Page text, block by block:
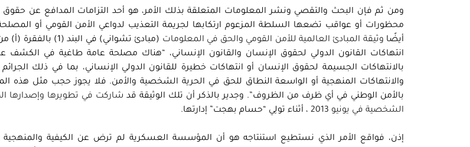
ومن ثم فإن البحث والتقصي ونشر المعلومات المتعلقة بذلك الأمر، هو أحد التزامات المدافع عن حقوق
محظورات أو عواقب تضعها السلطة المزعوم ارتكابها لجريمة التعذيب لدواعي الأمن القومي أو المصلحة
أيضًا وثيقة المبادئ العالمية للأمن القومي والحق في المعلومات
انتهاكات القانون الدولي لحقوق الإنسان والقانون الإنساني، “هناك مصلحة عامة طاغية في الكشف
بالانتهاكات الجسيمة لحقوق الإنسان أو انتهاكات خطيرة للقانون الدولي الإنساني، بما في ذلك
والانتهاكات المنهجية أو الواسعة النطاق للحق في الحرية الشخصية والأمن. فلا يجوز حجب مثل هذه
بالأمن الوطني في أي ظرف من الظروف”. وجدير بالذكر أن تلك الوثيقة قد شاركت في تطويرها وإصدارها
الشخصية في يونيو 2013
، أثناء تولِي “حسام بهجت” إدارتها.
إذن، فواقع الأمر الذي نستطيع استنتاجه هو أن المؤسسة العسكرية لم ترض عن الكيفية والمنهجية